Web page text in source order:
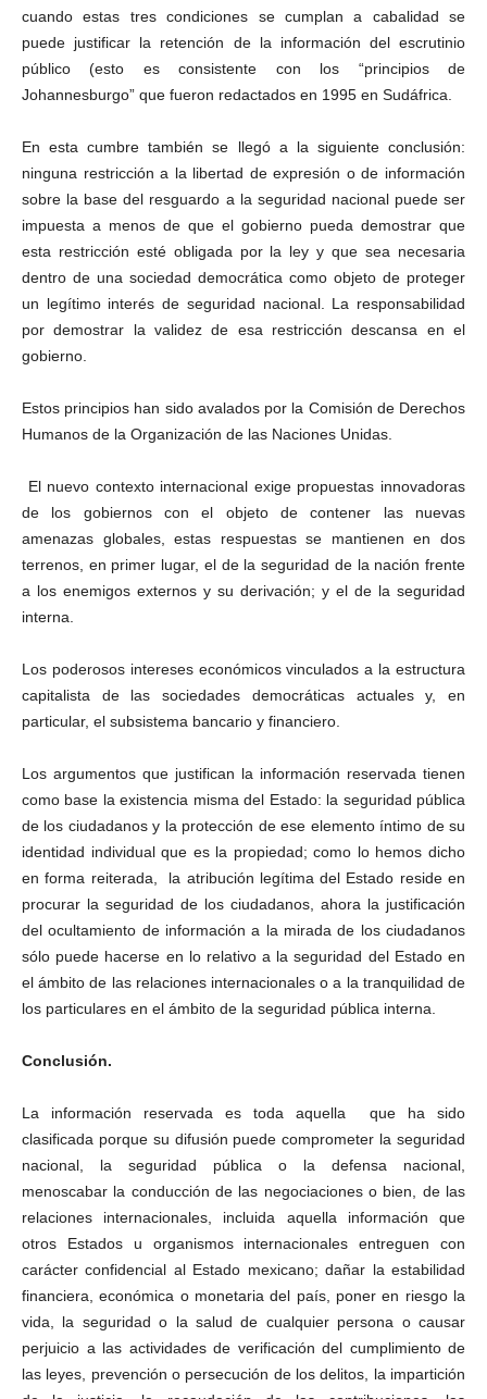
cuando estas tres condiciones se cumplan a cabalidad se
puede justificar la retención de la información del escrutinio
público (esto es consistente con los “principios de
Johannesburgo” que fueron redactados en 1995 en Sudáfrica.
En esta cumbre también se llegó a la siguiente conclusión:
ninguna restricción a la libertad de expresión o de información
sobre la base del resguardo a la seguridad nacional puede ser
impuesta a menos de que el gobierno pueda demostrar que
esta restricción esté obligada por la ley y que sea necesaria
dentro de una sociedad democrática como objeto de proteger
un legítimo interés de seguridad nacional. La responsabilidad
por demostrar la validez de esa restricción descansa en el
gobierno.
Estos principios han sido avalados por la Comisión de Derechos
Humanos de la Organización de las Naciones Unidas.
El nuevo contexto internacional exige propuestas innovadoras
de los gobiernos con el objeto de contener las nuevas
amenazas globales, estas respuestas se mantienen en dos
terrenos, en primer lugar, el de la seguridad de la nación frente
a los enemigos externos y su derivación; y el de la seguridad
interna.
Los poderosos intereses económicos vinculados a la estructura
capitalista de las sociedades democráticas actuales y, en
particular, el subsistema bancario y financiero.
Los argumentos que justifican la información reservada tienen
como base la existencia misma del Estado: la seguridad pública
de los ciudadanos y la protección de ese elemento íntimo de su
identidad individual que es la propiedad; como lo hemos dicho
en forma reiterada, la atribución legítima del Estado reside en
procurar la seguridad de los ciudadanos, ahora la justificación
del ocultamiento de información a la mirada de los ciudadanos
sólo puede hacerse en lo relativo a la seguridad del Estado en
el ámbito de las relaciones internacionales o a la tranquilidad de
los particulares en el ámbito de la seguridad pública interna.
Conclusión.
La información reservada es toda aquella que ha sido
clasificada porque su difusión puede comprometer la seguridad
nacional, la seguridad pública o la defensa nacional,
menoscabar la conducción de las negociaciones o bien, de las
relaciones internacionales, incluida aquella información que
otros Estados u organismos internacionales entreguen con
carácter confidencial al Estado mexicano; dañar la estabilidad
financiera, económica o monetaria del país, poner en riesgo la
vida, la seguridad o la salud de cualquier persona o causar
perjuicio a las actividades de verificación del cumplimiento de
las leyes, prevención o persecución de los delitos, la impartición